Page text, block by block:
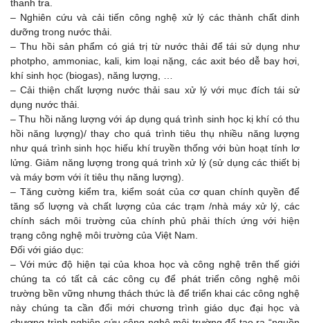
thanh tra.
– Nghiên cứu và cải tiến công nghệ xử lý các thành chất dinh
dưỡng trong nước thải.
– Thu hồi sản phẩm có giá trị từ nước thải để tái sử dụng như
photpho, ammoniac, kali, kim loại nặng, các axit béo dễ bay hơi,
khí sinh học (biogas), năng lượng, …
– Cải thiện chất lượng nước thải sau xử lý với mục đích tái sử
dụng nước thải.
– Thu hồi năng lượng với áp dụng quá trình sinh học kị khí có thu
hồi năng lượng)/ thay cho quá trình tiêu thụ nhiều năng lượng
như quá trình sinh học hiếu khí truyền thống với bùn hoạt tính lơ
lửng. Giảm năng lượng trong quá trình xử lý (sử dụng các thiết bị
và máy bơm với ít tiêu thụ năng lượng).
– Tăng cường kiểm tra, kiểm soát của cơ quan chính quyền để
tăng số lượng và chất lượng của các trạm /nhà máy xử lý, các
chính sách môi trường của chính phủ phải thích ứng với hiện
trạng công nghệ môi trường của Việt Nam.
Đối với giáo dục:
– Với mức độ hiện tại của khoa học và công nghệ trên thế giới
chúng ta có tất cả các công cụ để phát triển công nghệ môi
trường bền vững nhưng thách thức là để triển khai các công nghệ
này chúng ta cần đổi mới chương trình giáo dục đại học và